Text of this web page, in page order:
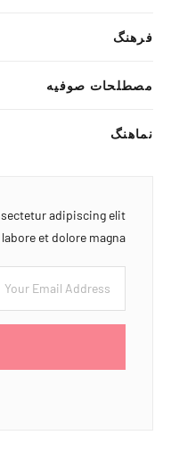
فرهنگ
مصطلحات صوفیه
نماهنگ
adipiscing elit
et dolore magna